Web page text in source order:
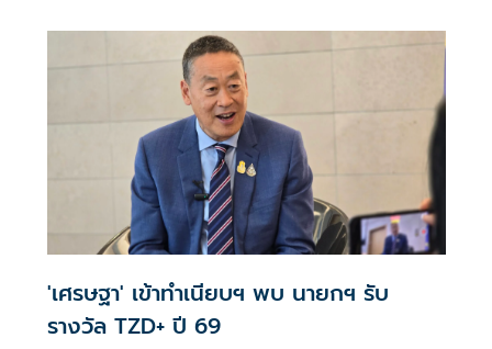
นายเศรษฐา ทวีสิน อดีตนายกรัฐมนตรี เข้ารับรางวัลเกียรติยศ
เพื่อยกย่องเชิดชูเกียรติ ในฐานะผู้ริเริ่มผลักดันโครงการ
Thailand Zero Dropout ให้เป็นวาระแห่งชาติ คืนโอกาสและ
อนาคตให้เด็กและเยาวชนนอกระบบการศึกษาไทย
'เศรษฐา' เข้าทำเนียบฯ พบ นายกฯ รับ
รางวัล TZD+ ปี 69